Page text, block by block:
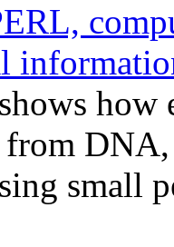
how
DNA,
small